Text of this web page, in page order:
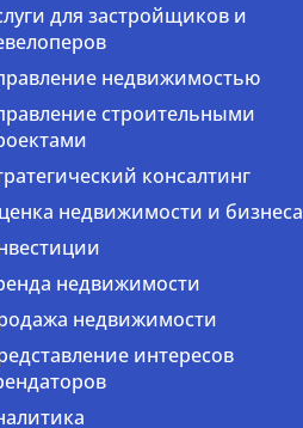
для застройщиков и
недвижимостью
строительными
консалтинг
недвижимости и бизнеса
недвижимости
недвижимости
интересов